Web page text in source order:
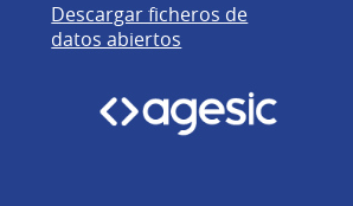
Descargar ficheros de
datos abiertos